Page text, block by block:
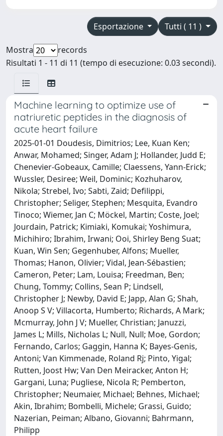
Tutti ( 11 )
Esportazione
Mostra
records
Risultati 1 - 11 di 11 (tempo di esecuzione: 0.03 secondi).
Machine learning to optimize use of
natriuretic peptides in the diagnosis of
acute heart failure
2025-01-01 Doudesis, Dimitrios; Lee, Kuan Ken;
Anwar, Mohamed; Singer, Adam J; Hollander, Judd E;
Chenevier-Gobeaux, Camille; Claessens, Yann-Erick;
Wussler, Desiree; Weil, Dominic; Kozhuharov,
Nikola; Strebel, Ivo; Sabti, Zaid; Defilippi,
Christopher; Seliger, Stephen; Mesquita, Evandro
Tinoco; Wiemer, Jan C; Möckel, Martin; Coste, Joel;
Jourdain, Patrick; Kimiaki, Komukai; Yoshimura,
Michihiro; Ibrahim, Irwani; Ooi, Shirley Beng Suat;
Kuan, Win Sen; Gegenhuber, Alfons; Mueller,
Thomas; Hanon, Olivier; Vidal, Jean-Sébastien;
Cameron, Peter; Lam, Louisa; Freedman, Ben;
Chung, Tommy; Collins, Sean P; Lindsell,
Christopher J; Newby, David E; Japp, Alan G; Shah,
Anoop S V; Villacorta, Humberto; Richards, A Mark;
Mcmurray, John J V; Mueller, Christian; Januzzi,
James L; Mills, Nicholas L; Null, Null; Moe, Gordon;
Fernando, Carlos; Gaggin, Hanna K; Bayes-Genis,
Antoni; Van Kimmenade, Roland Rj; Pinto, Yigal;
Rutten, Joost Hw; Van Den Meiracker, Anton H;
Gargani, Luna; Pugliese, Nicola R; Pemberton,
Christopher; Neumaier, Michael; Behnes, Michael;
Akin, Ibrahim; Bombelli, Michele; Grassi, Guido;
Nazerian, Peiman; Albano, Giovanni; Bahrmann,
Philipp